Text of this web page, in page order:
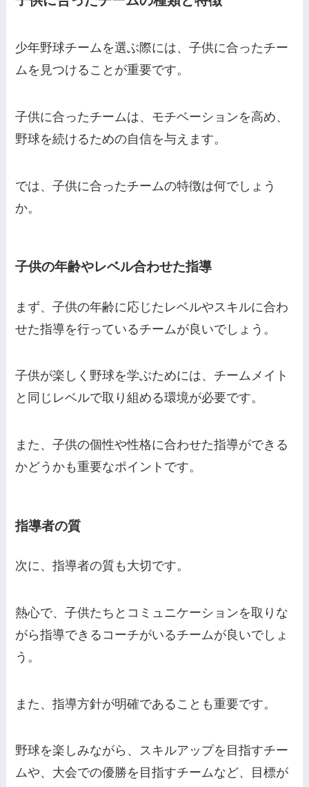
少年野球チームを選ぶ際には、子供に合ったチー
ムを見つけることが重要です。
子供に合ったチームは、モチベーションを高め、
野球を続けるための自信を与えます。
では、子供に合ったチームの特徴は何でしょう
か。
子供の年齢やレベル合わせた指導
まず、子供の年齢に応じたレベルやスキルに合わ
せた指導を行っているチームが良いでしょう。
子供が楽しく野球を学ぶためには、チームメイト
と同じレベルで取り組める環境が必要です。
また、子供の個性や性格に合わせた指導ができる
かどうかも重要なポイントです。
指導者の質
次に、指導者の質も大切です。
熱心で、子供たちとコミュニケーションを取りな
がら指導できるコーチがいるチームが良いでしょ
う。
また、指導方針が明確であることも重要です。
野球を楽しみながら、スキルアップを目指すチー
ムや、大会での優勝を目指すチームなど、目標が